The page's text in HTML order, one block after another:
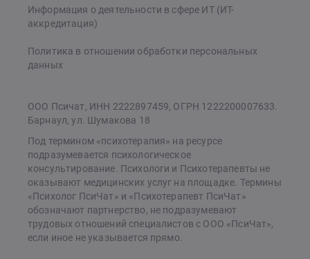
Информация о деятельности в сфере ИТ (ИТ-
аккредитация)
Политика в отношении обработки персональных
данных
ООО Псичат, ИНН 2222897459, ОГРН 1222200007633.
Барнаул, ул. Шумакова 18
Под термином «психотерапия» на ресурсе
подразумевается психологическое
консультирование. Психологи и Психотерапевты не
оказывают медицинских услуг на площадке. Термины
«Психолог ПсиЧат» и «Психотерапевт ПсиЧат»
обозначают партнерство, не подразумевают
трудовых отношений специалистов с ООО «ПсиЧат»,
если иное не указывается прямо.